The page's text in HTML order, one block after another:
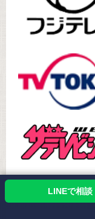
LINEで相談